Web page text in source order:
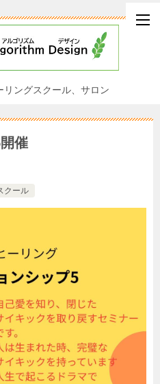
ングスクール、サロン
催
クール